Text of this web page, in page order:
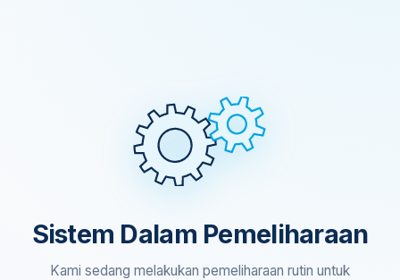
Sistem Dalam Pemeliharaan
Kami sedang melakukan pemeliharaan rutin untuk